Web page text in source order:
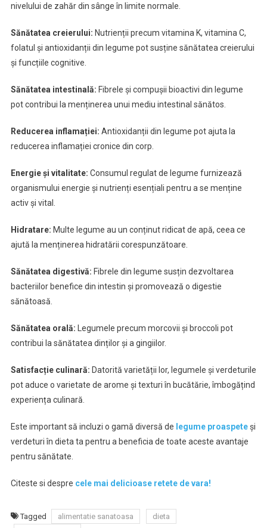
nivelului de zahăr din sânge în limite normale.
Sănătatea creierului: Nutrienții precum vitamina K, vitamina C,
folatul și antioxidanții din legume pot susține sănătatea creierului
și funcțiile cognitive.
Sănătatea intestinală: Fibrele și compușii bioactivi din legume
pot contribui la menținerea unui mediu intestinal sănătos.
Reducerea inflamației: Antioxidanții din legume pot ajuta la
reducerea inflamației cronice din corp.
Energie și vitalitate: Consumul regulat de legume furnizează
organismului energie și nutrienți esențiali pentru a se menține
activ și vital.
Hidratare: Multe legume au un conținut ridicat de apă, ceea ce
ajută la menținerea hidratării corespunzătoare.
Sănătatea digestivă: Fibrele din legume susțin dezvoltarea
bacteriilor benefice din intestin și promovează o digestie
sănătoasă.
Sănătatea orală: Legumele precum morcovii și broccoli pot
contribui la sănătatea dinților și a gingiilor.
Satisfacție culinară: Datorită varietății lor, legumele și verdeturile
pot aduce o varietate de arome și texturi în bucătărie, îmbogățind
experiența culinară.
Este important să incluzi o gamă diversă de legume proaspeteși
verdeturi în dieta ta pentru a beneficia de toate aceste avantaje
pentru sănătate.
Citeste si despre cele mai delicioase retete de vara!
Tagged alimentatie sanatoasa
dieta